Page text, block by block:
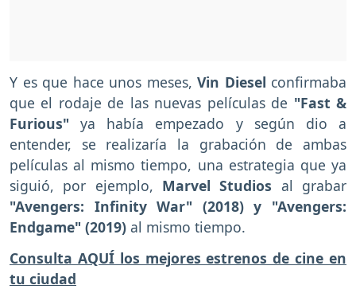
Y es que hace unos meses, Vin Diesel confirmaba
que el rodaje de las nuevas películas de "Fast &
Furious"ya había empezado y según dio a
entender, se realizaría la grabación de ambas
películas al mismo tiempo, una estrategia que ya
siguió, por ejemplo, Marvel Studios al grabar
"Avengers: Infinity War" (2018) y "Avengers:
Endgame" (2019) al mismo tiempo.
Consulta AQUÍ los mejores estrenos de cine en
tu ciudad